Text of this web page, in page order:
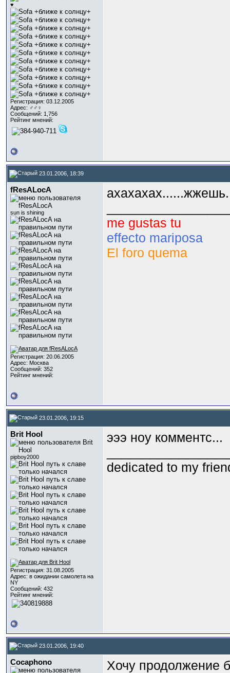
♥
Регистрация: 03.12.2005
Адрес: ♂♂♀
Сообщений: 1,756
Рейтинг мнений:
23.01.2006, 18:39
fResALocA
sun is shining
Регистрация: 20.06.2005
Адрес: Москва
Сообщений: 352
Рейтинг мнений:
me gustas tu
effecto mariposa
El foro quema
23.01.2006, 19:15
Brit Hool
pipboy2000
Регистрация: 31.08.2005
Адрес: в ожидании самолета на
NY
Сообщений: 432
Рейтинг мнений:
эээ ноу комментс...
dedicated to my
23.01.2006, 19:40
Cocaphono
Хочу продолжение